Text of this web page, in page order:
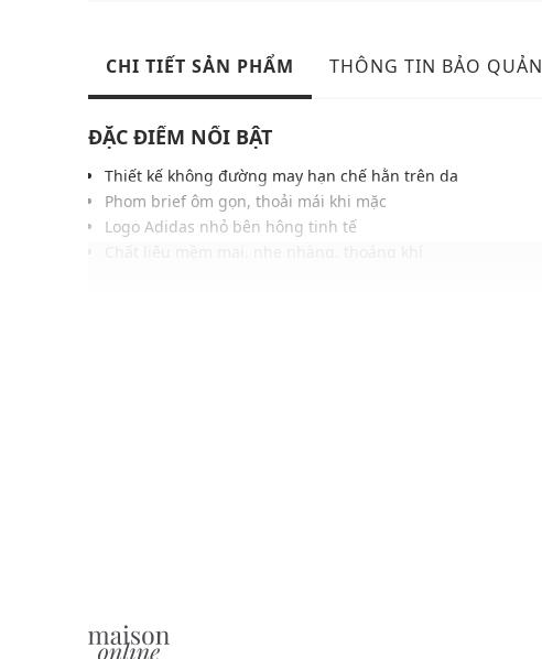
CHI TIẾT SẢN PHẨM THÔNG TIN BẢO QUẢN
ĐẶC ĐIỂM NỔI BẬT
Thiết kế không đường may hạn chế hằn trên da
Phom brief ôm gọn, thoải mái khi mặc
Logo Adidas nhỏ bên hông tinh tế